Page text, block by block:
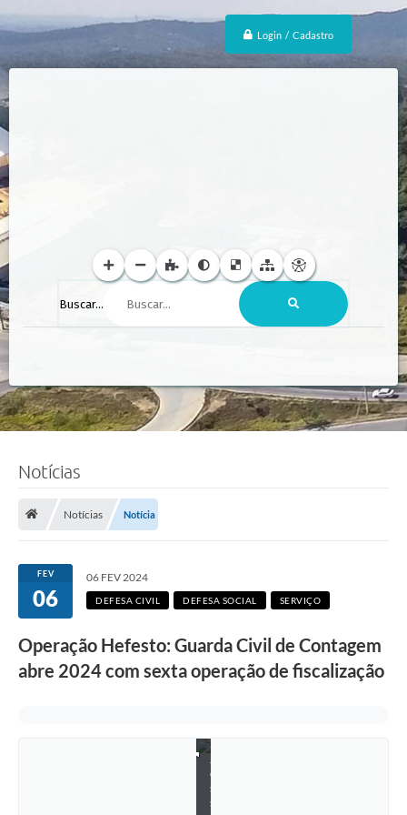
Login / Cadastro
Buscar...
Notícias
Notícias Notícia
FEV
06
06 FEV 2024
DEFESA CIVIL DEFESA SOCIAL SERVIÇO
Operação Hefesto: Guarda Civil de Contagem
abre 2024 com sexta operação de fiscalização
é
s
s